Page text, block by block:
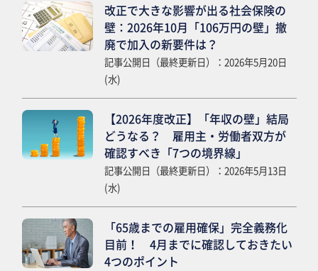
改正で大きな影響が出る社会保険の
壁：2026年10月「106万円の壁」撤
廃で加入の新要件は？
記事公開日（最終更新日）：2026年5月20日
(水)
【2026年度改正】「年収の壁」結局
どうなる？ 雇用主・労働者双方が
確認すべき「7つの境界線」
記事公開日（最終更新日）：2026年5月13日
(水)
「65歳までの雇用確保」完全義務化
目前！ 4月までに確認しておきたい
4つのポイント